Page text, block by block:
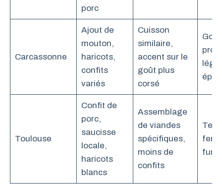
porc
Carcassonne
Ajout de
mouton,
haricots,
confits
variés
Cuisson
similaire,
accent sur le
goût plus
corsé
Toulouse
Confit de
porc,
saucisse
locale,
haricots
blancs
Assemblage
de viandes
spécifiques,
moins de
confits